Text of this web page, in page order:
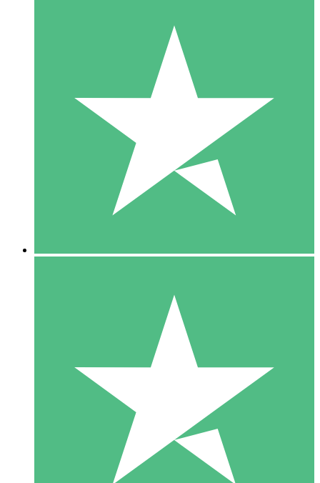
Individuelle Credit-Pakete
Zahlen Sie nach Bedarf mit Download-Credits. Keine
monatliche Verpflichtung erforderlich.
10 00
10 Downloads
20 00